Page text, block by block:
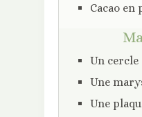
Cacao en
Un cercle
Une
Une